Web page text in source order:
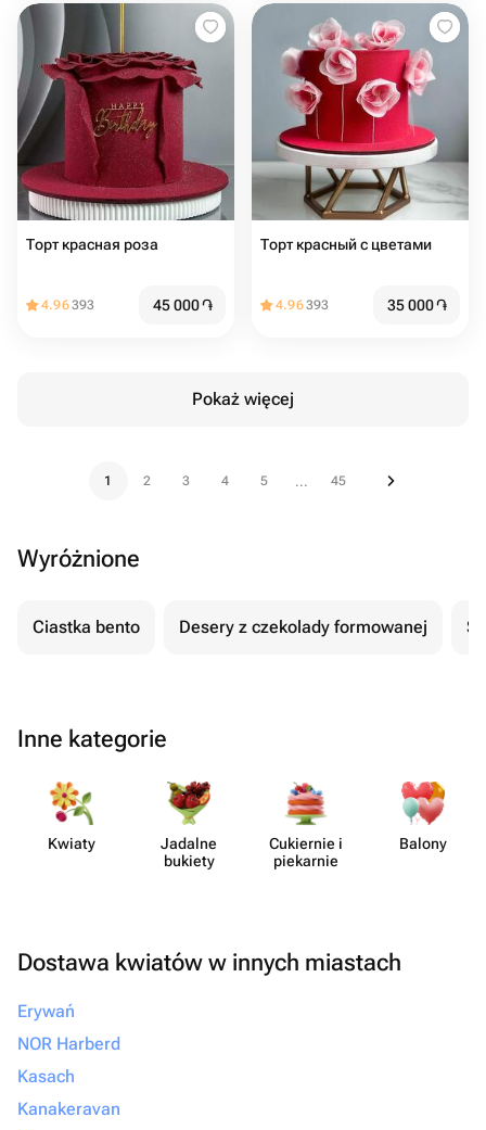
Торт красная роза
4.96393 45 000֏
Торт красный с цветами
4.96393 35 000֏
Pokaż więcej
1 2 3 4 5 ... 45
Wyróżnione
Ciastka bento Desery z czekolady formowanej
Inne kategorie
Kwiaty
Jadalne
bukiety
Cukiernie i
piekarnie
Balony
Dostawa kwiatów w innych miastach
Erywań
NOR Harberd
Kasach
Kanakeravan